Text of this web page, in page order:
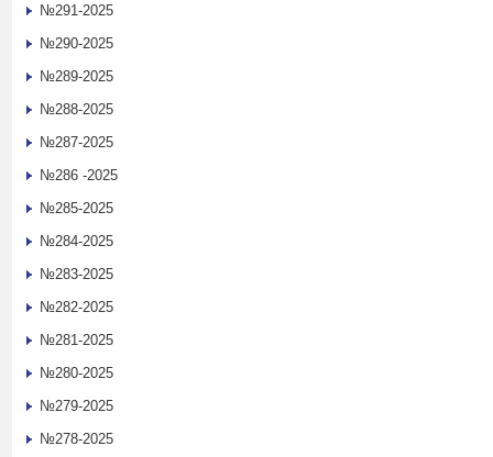
№291-2025
№290-2025
№289-2025
№288-2025
№287-2025
№286 -2025
№285-2025
№284-2025
№283-2025
№282-2025
№281-2025
№280-2025
№279-2025
№278-2025